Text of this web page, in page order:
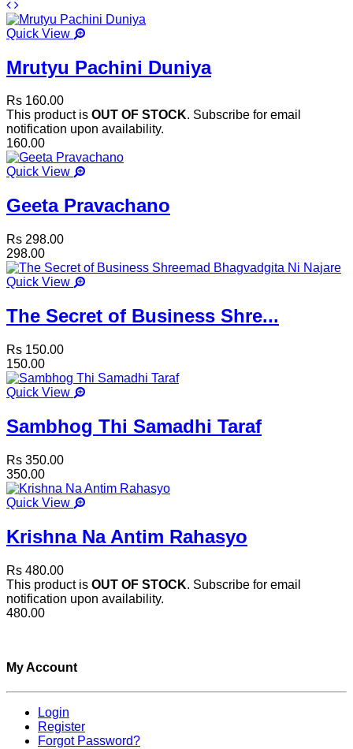
Quick View
Mrutyu Pachini Duniya
Rs 160.00
This product is OUT OF STOCK. Subscribe for email
notification upon availability.
160.00
Quick View
Geeta Pravachano
Rs 298.00
298.00
Quick View
The Secret of Business Shre...
Rs 150.00
150.00
Quick View
Sambhog Thi Samadhi Taraf
Rs 350.00
350.00
Quick View
Krishna Na Antim Rahasyo
Rs 480.00
This product is OUT OF STOCK. Subscribe for email
notification upon availability.
480.00
My Account
Login
Register
Forgot Password?